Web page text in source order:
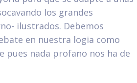
los grandes
ilustrados. Debemos
en nuestra logia como
pues nada profano nos ha de